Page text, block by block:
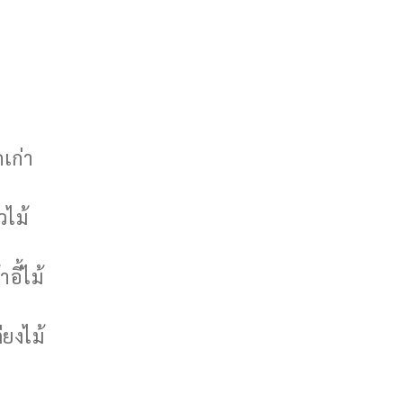
ก่า
ไม้
อี้ไม้
งไม้